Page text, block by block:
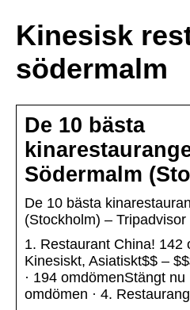
Kinesisk
södermalm
De 10 bästa
Södermalm
De 10 bästa
(Stockholm) – Tripadvisor
1. Restaurant China! 142
Kinesiskt, Asiatiskt$$ –
· 194 omdömenStängt nu
omdömen · 4.